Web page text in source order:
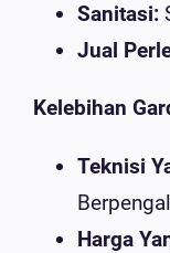
Sanitasi:
Jual
Kelebihan
Teknisi
Harga